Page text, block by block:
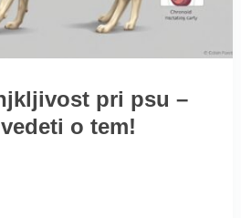
pri psu –
o tem!